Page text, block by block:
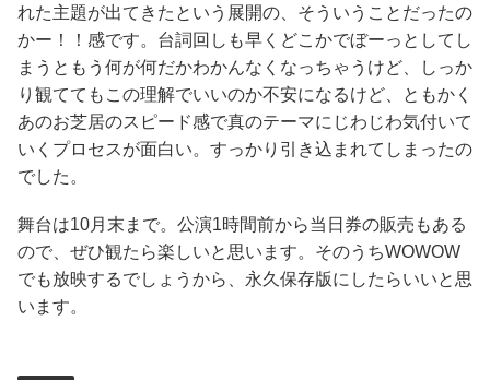
れた主題が出てきたという展開の、そういうことだったの
かー！！感です。台詞回しも早くどこかでぼーっとしてし
まうともう何が何だかわかんなくなっちゃうけど、しっか
り観ててもこの理解でいいのか不安になるけど、ともかく
あのお芝居のスピード感で真のテーマにじわじわ気付いて
いくプロセスが面白い。すっかり引き込まれてしまったの
でした。
舞台は10月末まで。公演1時間前から当日券の販売もある
ので、ぜひ観たら楽しいと思います。そのうちWOWOW
でも放映するでしょうから、永久保存版にしたらいいと思
います。